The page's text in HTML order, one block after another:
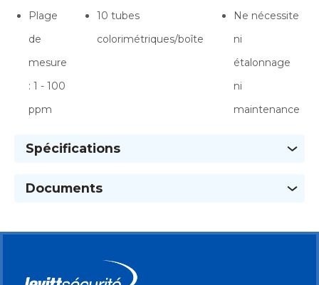
Plage
de
mesure
: 1 - 100
ppm
10 tubes
colorimétriques/boîte
Ne nécessite
ni
étalonnage
ni
maintenance
Spécifications
Documents